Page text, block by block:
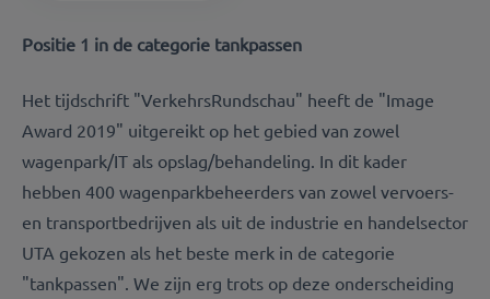
Positie 1 in de categorie tankpassen
Het tijdschrift "VerkehrsRundschau" heeft de "Image
Award 2019" uitgereikt op het gebied van zowel
wagenpark/IT als opslag/behandeling. In dit kader
hebben 400 wagenparkbeheerders van zowel vervoers-
en transportbedrijven als uit de industrie en handelsector
UTA gekozen als het beste merk in de categorie
"tankpassen". We zijn erg trots op deze onderscheiding